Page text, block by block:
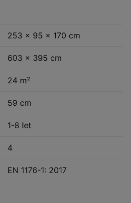
253 x 95 x 170 cm
603 x 395 cm
24 m²
59 cm
1-8 let
4
EN 1176-1: 2017